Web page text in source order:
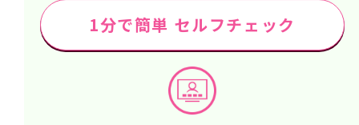
1分で簡単 セルフチェック